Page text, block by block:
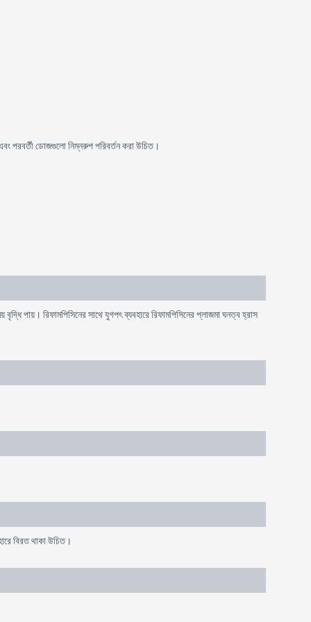
পরবর্তী ডোজগুলো নিম্নরুপ পরিবর্তন করা উচিত।
পায়। রিফামপিসিনের সাথে যুগপৎ ব্যবহারে রিফামপিসিনের প্লাজমা ঘনত্ব হ্রাস
বিরত থাকা উচিত।